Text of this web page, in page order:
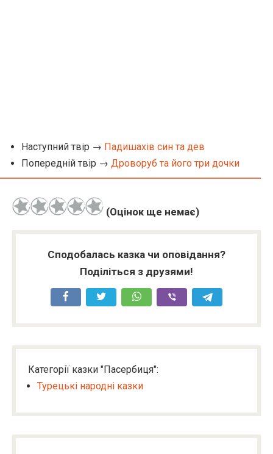
Наступний твір → Падишахів син та дев
Попередній твір → Дроворуб та його три дочки
(Оцінок ще немає)
Сподобалась казка чи оповідання?
Поділіться з друзями!
Категорії казки "Пасербиця":
Турецькі народні казки